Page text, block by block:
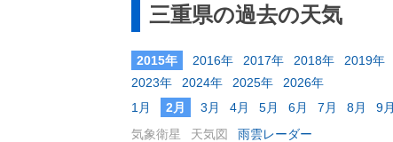
三重県の過去の天気
2015年 2016年 2017年 2018年 2019年
2023年
2024年 2025年
2026年
1月
2月 3月 4月 5月 6月 7月 8月 9月
気象衛星
天気図 雨雲レーダー